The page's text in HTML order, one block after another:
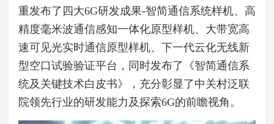
重发布了四大6G研发成果-智简通信系统样机、高
精度毫米波通信感知一体化原型样机、大带宽高
速可见光实时通信原型样机、下一代云化无线新
型空口试验验证平台，同时发布了《智简通信系
统及关键技术白皮书》，充分彰显了中关村泛联
院领先行业的研发能力及探索6G的前瞻视角。